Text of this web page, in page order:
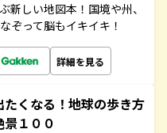
新しい地図本！国境や州、
ぞって脳もイキイキ！
詳細を見る
くなる！地球の歩き方
１００